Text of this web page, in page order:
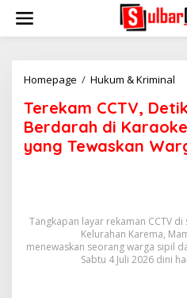
i
Homepage / Hukum & Kriminal
r
e
k
a
V
,
D
e
Terekam CCTV,
Berdarah di
yang Tewaskan
Tangkapan layar rekaman CCTV
Kelurahan Karema,
menewaskan seorang warga sipil
Sabtu 4 Juli 2026 dini